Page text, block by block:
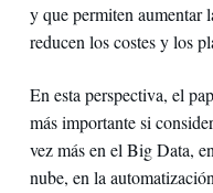
y que permiten aumentar
reducen los costes y los
En esta perspectiva, el
más importante si
vez más en el Big Data,
nube, en la